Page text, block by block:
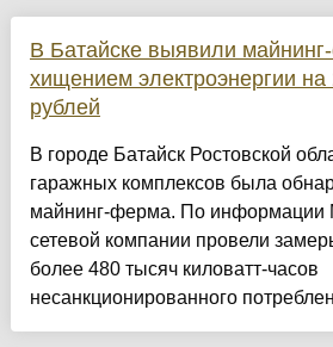
В Батайске выявили
хищением электроэнергии
рублей
В городе Батайск Ростовской
гаражных комплексов была
майнинг-ферма. По информации
сетевой компании провели
более 480 тысяч киловатт-часов
несанкционированного